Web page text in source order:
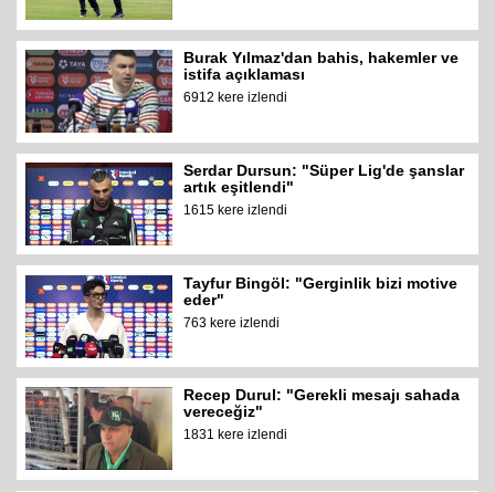
Burak Yılmaz'dan bahis, hakemler ve
istifa açıklaması
6912 kere izlendi
Serdar Dursun: "Süper Lig'de şanslar
artık eşitlendi"
1615 kere izlendi
Tayfur Bingöl: "Gerginlik bizi motive
eder"
763 kere izlendi
Recep Durul: "Gerekli mesajı sahada
vereceğiz"
1831 kere izlendi